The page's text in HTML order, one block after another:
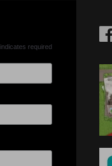
indicates required